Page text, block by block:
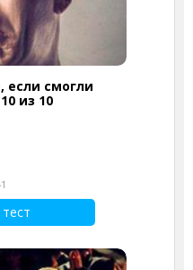
если смогли
из 10